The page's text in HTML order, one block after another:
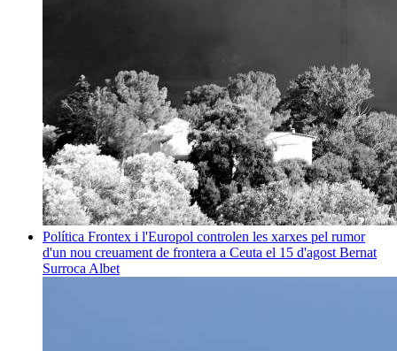
Política Frontex i l'Europol controlen les xarxes pel rumor
d'un nou creuament de frontera a Ceuta el 15 d'agost Bernat
Surroca Albet